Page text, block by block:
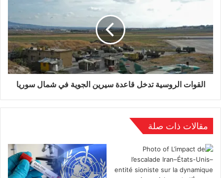
الوسوم فلسطين
القوات الروسية تدخل قاعدة سيرين الجوية في شمال سوريا
مقالات ذات صلة